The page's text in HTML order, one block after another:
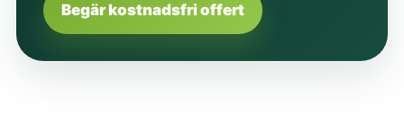
Begär kostnadsfri offert